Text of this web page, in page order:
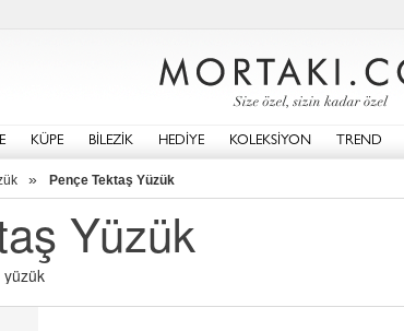
KÜPE BİLEZİK HEDİYE KOLEKSİYON TREND
» Pençe Tektaş Yüzük
Yüzük
yüzük